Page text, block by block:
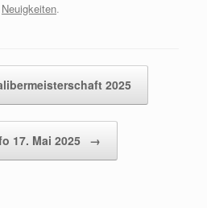
Neuigkeiten.
2025
17. Mai 2025 →